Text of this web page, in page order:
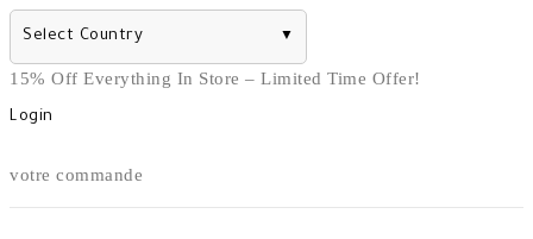
Select Country ▼
Skip
to
15% Off Everything In Store – Limited Time Offer!
Login
votre commande